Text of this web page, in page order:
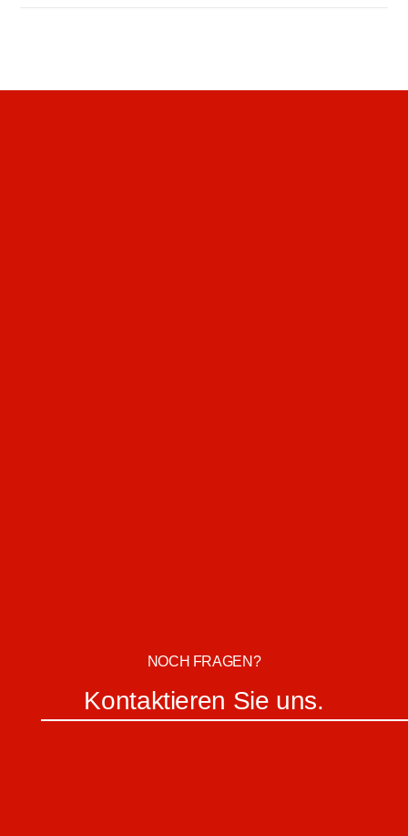
NOCH FRAGEN?
Kontaktieren Sie uns.